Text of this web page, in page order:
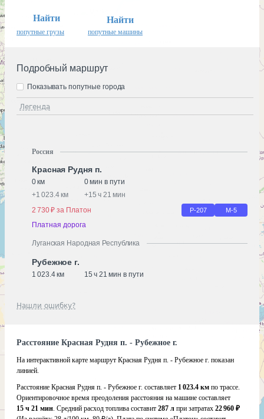
Найти
попутные грузы
Найти
попутные машины
Подробный маршрут
Легенда
Показывать попутные города
Россия
Красная Рудня п.
0 км
0 мин в пути
+1 023.4 км +15 ч 21 мин
2 730 ₽ за Платон
Р-207 М-5
Платная дорога
Луганская Народная Республика
Рубежное г.
1 023.4 км 15 ч 21 мин в пути
Нашли ошибку?
Расстояние Красная Рудня п. - Рубежное г.
На интерактивной карте маршрут Красная Рудня п. - Рубежное г. показан
линией.
Расстояние Красная Рудня п. - Рубежное г. составляет 1 023.4 км по трассе.
Ориентировочное время преодоления расстояния на машине составляет
15 ч 21 мин. Средний расход топлива составит 287 л при затратах 22 960 ₽